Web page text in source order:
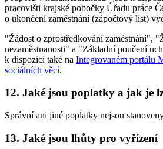
pracovišti krajské pobočky Úřadu práce
o ukončení zaměstnání (zápočtový list)
"Žádost o zprostředkování zaměstnání",
nezaměstnanosti" a "Základní poučení
k dispozici také na Integrovaném portálu
sociálních věcí.
12. Jaké jsou poplatky a jak je
Správní ani jiné poplatky nejsou
13. Jaké jsou lhůty pro vyřízení